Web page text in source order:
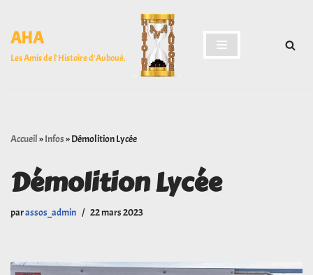
Aller
au
AHA
Les Amis de l'Histoire d'Auboué.
Accueil»Infos»Démolition Lycée
Démolition Lycée
parassos_admin 22 mars 2023